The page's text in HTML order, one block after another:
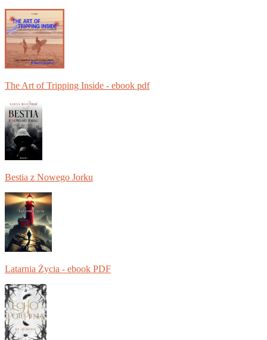
The Art of Tripping Inside - ebook pdf
Bestia z Nowego Jorku
Latarnia Życia - ebook PDF